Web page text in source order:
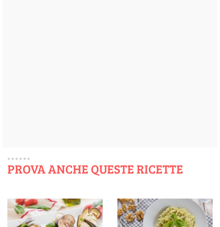
PROVA ANCHE QUESTE RICETTE